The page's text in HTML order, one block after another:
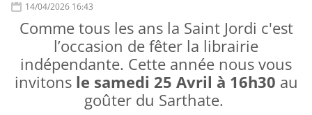
14/04/2026 16:43
Comme tous les ans la Saint Jordi c'est
l’occasion de fêter la librairie
indépendante. Cette année nous vous
invitons le samedi 25 Avril à 16h30 au
goûter du Sarthate.